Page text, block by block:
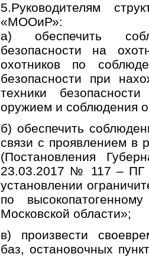
5.Руководителям
«МООиР»:
а) обеспечить
безопасности на
охотников по
безопасности при
техники
оружием и соблюдения
б) обеспечить
связи с проявлением в
(Постановления
23.03.2017 № 117 –
установлении
по
Московской области»;
в) произвести
баз, остановочных